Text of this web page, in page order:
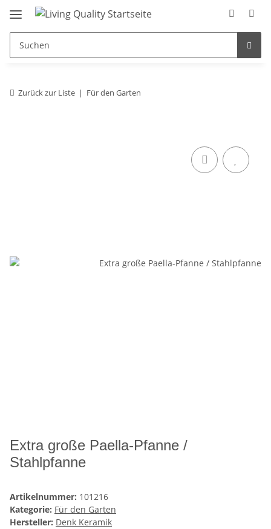
Zurück zur Liste Für den Garten
Extra große Paella-Pfanne /
Stahlpfanne
Artikelnummer: 101216
Kategorie: Für den Garten
Hersteller: Denk Keramik